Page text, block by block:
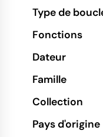
Type de
Fonctions
Dateur
Famille
Collection
Pays d'origine